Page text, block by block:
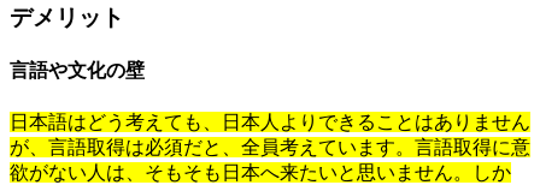
デメリット
言語や文化の壁
日本語はどう考えても、日本人よりできることはありません
が、言語取得は必須だと、全員考えています。言語取得に意
欲がない人は、そもそも日本へ来たいと思いません。しか